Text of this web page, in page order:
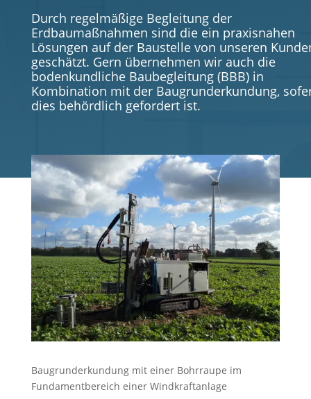
Durch regelmäßige Begleitung der
Erdbaumaßnahmen sind die ein praxisnahen
Lösungen auf der Baustelle von unseren
geschätzt. Gern übernehmen wir auch die
bodenkundliche Baubegleitung (BBB) in
Kombination mit der Baugrunderkundung,
dies behördlich gefordert ist.
Baugrunderkundung mit einer Bohrraupe im
Fundamentbereich einer Windkraftanlage